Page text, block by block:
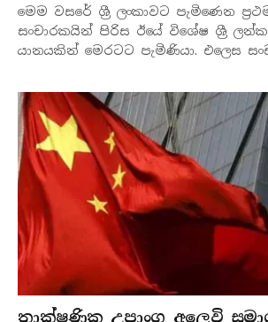
මෙම වසරේ ශ්‍රී ලංකාවට පැමිණෙන
සංචාරකයින් පිරිස ඊයේ විශේෂ ශ්‍රී
යානයකින් මෙරටට පැමිණියා. එලෙස
තාක්ෂණික උපාංග අලෙවි